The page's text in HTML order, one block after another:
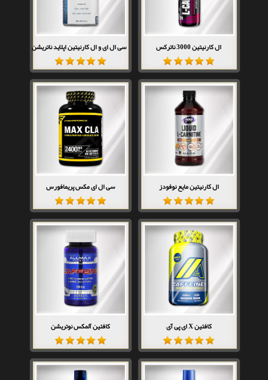
ال کارنیتین 3000 ناترکس سی ال ای و ال کارنیتین اپلاید ناتریشن
ال کارنیتین مایع نوفودز سی ال ای مکس پریمافورس
کافئین X ای پی آی کافئین آلمکس نوتریشن